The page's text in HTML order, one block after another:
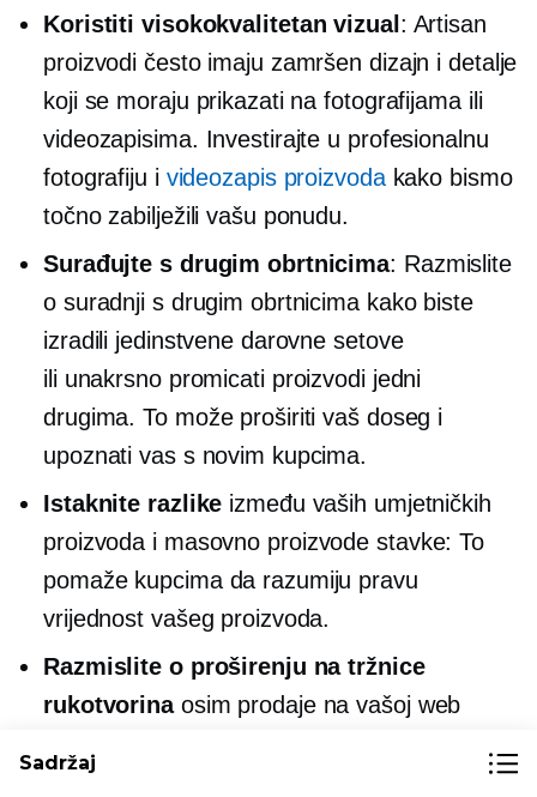
Koristitivisokokvalitetan vizual: Artisan
proizvodi često imaju zamršen dizajn i detalje
koji se moraju prikazati na fotografijama ili
videozapisima. Investirajte u profesionalnu
fotografiju i videozapis proizvodakako bismo
točno zabilježili vašu ponudu.
Surađujte s drugim obrtnicima: Razmislite
o suradnji s drugim obrtnicima kako biste
izradili jedinstvene darovne setove
ili unakrsno promicatiproizvodi jedni
drugima. To može proširiti vaš doseg i
upoznati vas s novim kupcima.
Istaknite razlike između vaših umjetničkih
proizvoda i masovno proizvode stavke: To
pomaže kupcima da razumiju pravu
vrijednost vašeg proizvoda.
Razmislite o proširenju na tržnice
rukotvorinaosim prodaje na vašoj web
drugo
Sadržaj